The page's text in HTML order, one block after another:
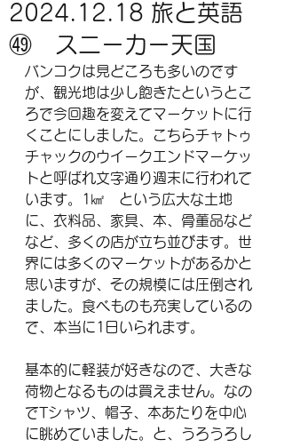
2024.12.18 旅と英語
㊾ スニーカー天国
バンコクは見どころも多いのです
が、観光地は少し飽きたというとこ
ろで今回趣を変えてマーケットに行
くことにしました。こちらチャトゥ
チャックのウイークエンドマーケッ
トと呼ばれ文字通り週末に行われて
います。1㎢　という広大な土地
に、衣料品、家具、本、骨董品など
など、多くの店が立ち並びます。世
界には多くのマーケットがあるかと
思いますが、その規模には圧倒され
ました。食べものも充実しているの
で、本当に1日いられます。
基本的に軽装が好きなので、大きな
荷物となるものは買えません。なの
でTシャツ、帽子、本あたりを中心
に眺めていました。と、うろうろし